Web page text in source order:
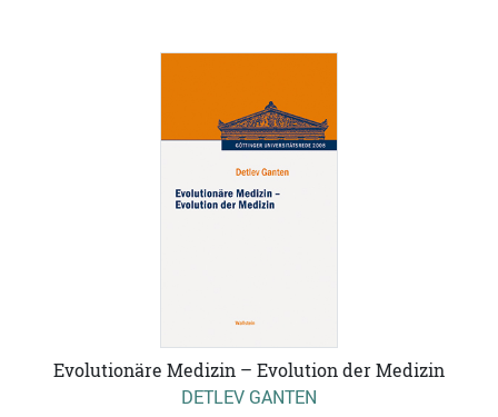
Evolutionäre Medizin – Evolution der Medizin
DETLEV GANTEN